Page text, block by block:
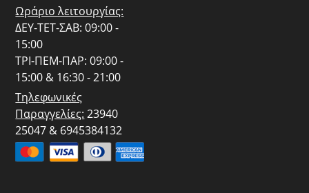
Ωράριο λειτουργίας:
ΔΕΥ-ΤΕΤ-ΣΑΒ: 09:00 -
15:00
ΤΡΙ-ΠΕΜ-ΠΑΡ: 09:00 -
15:00 & 16:30 - 21:00
Τηλεφωνικές
Παραγγελίες: 23940
25047 & 6945384132